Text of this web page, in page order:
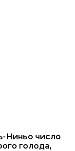
Ниньо число
голода,